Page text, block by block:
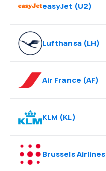
easyJet (U2)
Lufthansa(LH)
Air France (AF)
KLM (KL)
Brussels Airlines